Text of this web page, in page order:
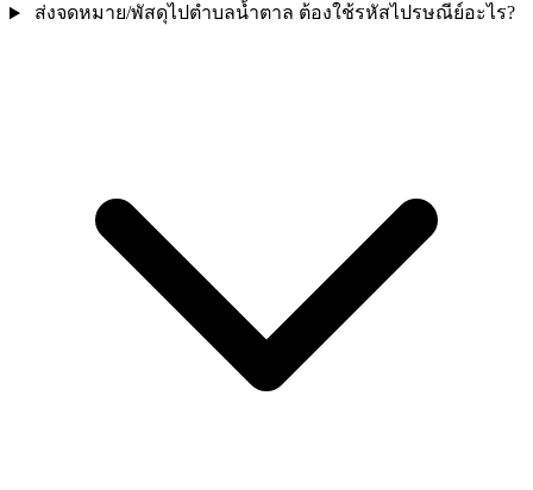
ส่งจดหมาย/พัสดุไปตำบลน้ำตาล ต้องใช้รหัสไปรษณีย์อะไร?